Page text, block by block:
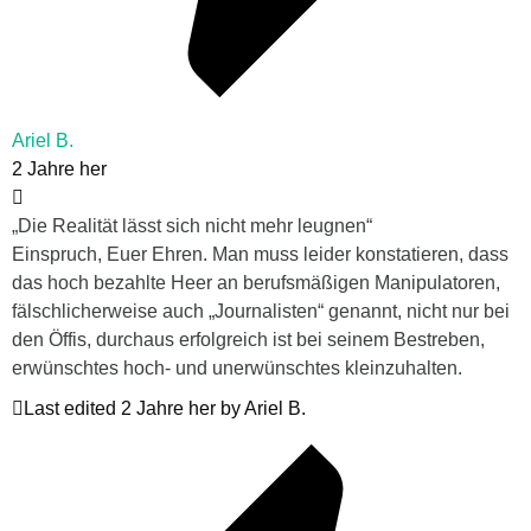
Ariel B.
2 Jahre her
„Die Realität lässt sich nicht mehr leugnen“
Einspruch, Euer Ehren. Man muss leider konstatieren, dass
das hoch bezahlte Heer an berufsmäßigen Manipulatoren,
fälschlicherweise auch „Journalisten“ genannt, nicht nur bei
den Öffis, durchaus erfolgreich ist bei seinem Bestreben,
erwünschtes hoch- und unerwünschtes kleinzuhalten.
Last edited 2 Jahre her by Ariel B.